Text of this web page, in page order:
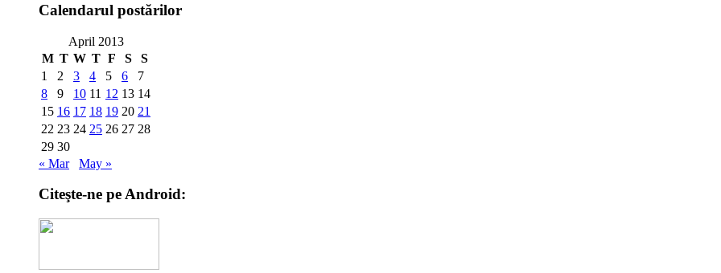
Calendarul postărilor
April 2013
M T W T F S
S
1
2 3 4 5 6
7
8
9 10 11 12 13 14
15 16 17 18 19 20 21
22 23 24 25 26 27 28
29 30
« Mar
May »
Citeşte-ne pe Android: